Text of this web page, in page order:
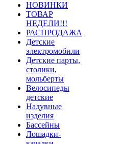
НОВИНКИ
ТОВАР
НЕДЕЛИ!!!
РАСПРОДАЖА
Детские
электромобили
Детские парты,
столики,
мольберты
Велосипеды
детские
Надувные
изделия
Бассейны
Лошадки-